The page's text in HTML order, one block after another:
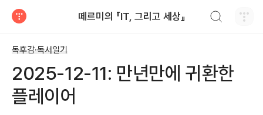
떼르미의 『IT, 그리고 세상』
독후감·독서일기
2025-12-11: 만년만에 귀환한
플레이어